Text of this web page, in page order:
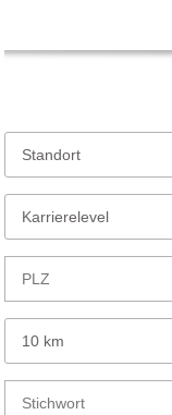
Standort
Karrierelevel
10 km